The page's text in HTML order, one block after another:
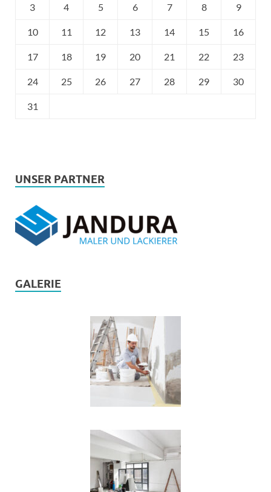
3 4 5 6 7 8 9
10 11 12 13 14 15 16
17 18 19 20 21 22 23
24 25 26 27 28 29 30
31
UNSER PARTNER
GALERIE